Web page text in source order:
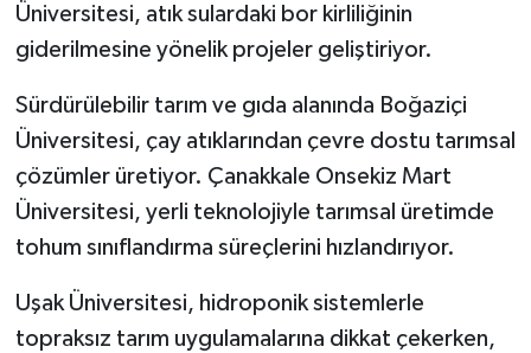
Üniversitesi, atık sulardaki bor kirliliğinin
giderilmesine yönelik projeler geliştiriyor.
Sürdürülebilir tarım ve gıda alanında Boğaziçi
Üniversitesi, çay atıklarından çevre dostu tarımsal
çözümler üretiyor. Çanakkale Onsekiz Mart
Üniversitesi, yerli teknolojiyle tarımsal üretimde
tohum sınıflandırma süreçlerini hızlandırıyor.
Uşak Üniversitesi, hidroponik sistemlerle
topraksız tarım uygulamalarına dikkat çekerken,